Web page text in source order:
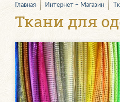
Главная Интернет – Магазин
Ткани для